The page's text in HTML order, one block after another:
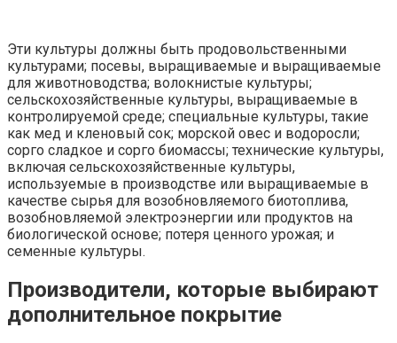
Эти культуры должны быть продовольственными
культурами; посевы, выращиваемые и выращиваемые
для животноводства; волокнистые культуры;
сельскохозяйственные культуры, выращиваемые в
контролируемой среде; специальные культуры, такие
как мед и кленовый сок; морской овес и водоросли;
сорго сладкое и сорго биомассы; технические культуры,
включая сельскохозяйственные культуры,
используемые в производстве или выращиваемые в
качестве сырья для возобновляемого биотоплива,
возобновляемой электроэнергии или продуктов на
биологической основе; потеря ценного урожая; и
семенные культуры.
Производители, которые выбирают
дополнительное покрытие